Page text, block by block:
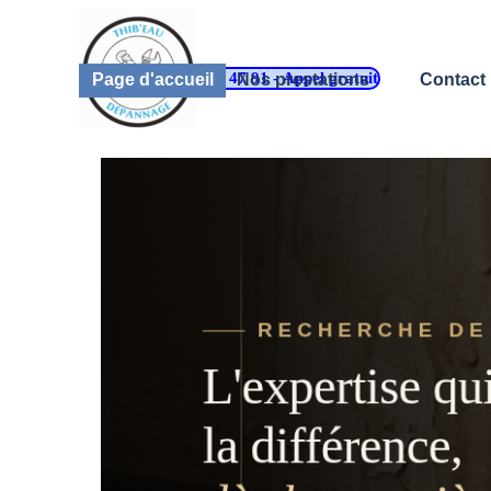
Aller au contenu
09 62 50 47 91 - Appel gratuit
Page d'accueil Nos prestations ▼
Contact